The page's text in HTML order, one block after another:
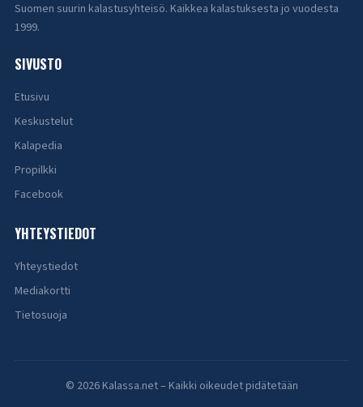
Suomen suurin kalastusyhteisö. Kaikkea kalastuksesta jo vuodesta
1999.
SIVUSTO
Etusivu
Keskustelut
Kalapedia
Propilkki
Facebook
YHTEYSTIEDOT
Yhteystiedot
Mediakortti
Tietosuoja
© 2026 Kalassa.net – Kaikki oikeudet pidätetään